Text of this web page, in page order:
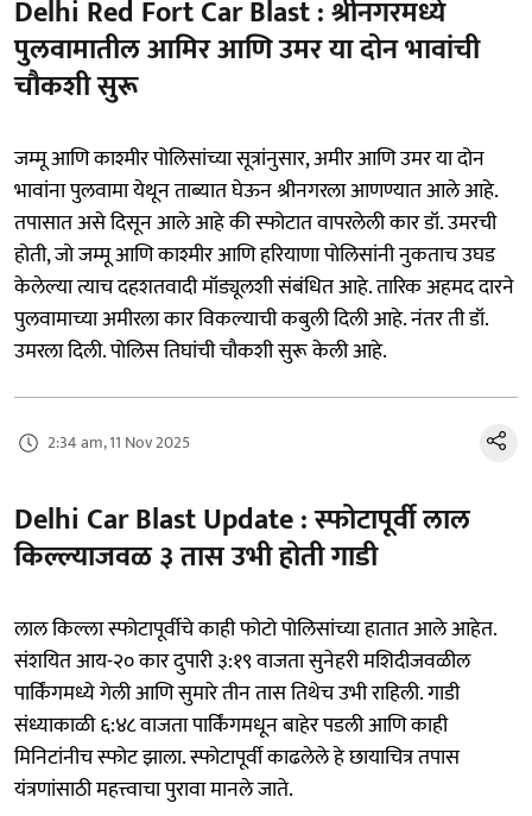
Delhi Red Fort Car Blast : श्रीनगरमध्ये
पुलवामातील आमिर आणि उमर या दोन भावांची
चौकशी सुरू
जम्मू आणि काश्मीर पोलिसांच्या सूत्रांनुसार, अमीर आणि उमर या दोन
भावांना पुलवामा येथून ताब्यात घेऊन श्रीनगरला आणण्यात आले आहे.
तपासात असे दिसून आले आहे की स्फोटात वापरलेली कार डॉ. उमरची
होती, जो जम्मू आणि काश्मीर आणि हरियाणा पोलिसांनी नुकताच उघड
केलेल्या त्याच दहशतवादी मॉड्यूलशी संबंधित आहे. तारिक अहमद दारने
पुलवामाच्या अमीरला कार विकल्याची कबुली दिली आहे. नंतर ती डॉ.
उमरला दिली. पोलिस तिघांची चौकशी सुरू केली आहे.
2:34 am, 11 Nov 2025
Delhi Car Blast Update : स्फोटापूर्वी लाल
किल्ल्याजवळ ३ तास ​​उभी होती गाडी
लाल किल्ला स्फोटापूर्वीचे काही फोटो पोलिसांच्या हातात आले आहेत.
संशयित आय-२० कार दुपारी ३:१९ वाजता सुनेहरी मशिदीजवळील
पार्किंगमध्ये गेली आणि सुमारे तीन तास तिथेच उभी राहिली. गाडी
संध्याकाळी ६:४८ वाजता पार्किंगमधून बाहेर पडली आणि काही
मिनिटांनीच स्फोट झाला. स्फोटापूर्वी काढलेले हे छायाचित्र तपास
यंत्रणांसाठी महत्त्वाचा पुरावा मानले जाते.